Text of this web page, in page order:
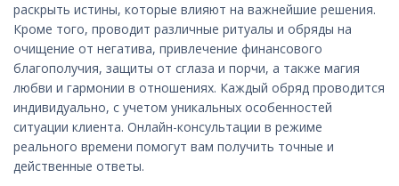
раскрыть истины, которые влияют на важнейшие решения.
Кроме того, проводит различные ритуалы и обряды на
очищение от негатива, привлечение финансового
благополучия, защиты от сглаза и порчи, а также магия
любви и гармонии в отношениях. Каждый обряд проводится
индивидуально, с учетом уникальных особенностей
ситуации клиента. Онлайн-консультации в режиме
реального времени помогут вам получить точные и
действенные ответы.